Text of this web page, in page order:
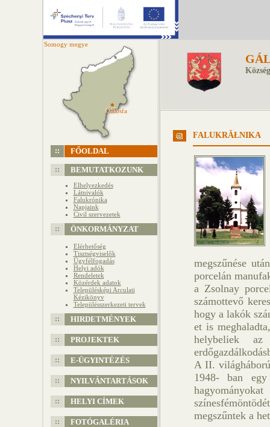
Somogy megye
Gálosfa
Gálosfa
FŐOLDAL
BEMUTATKOZUNK
Elhelyezkedés
Látnivalók
Falukrónika
Napjaink
Civil szervezetek
ÖNKORMÁNYZAT
Elérhetőség
Tisztségviselők
Ügyfélfogadás
Helyi adók
Rendeletek
Közérdek adatok
Településképi Arculati
Kézikönyv
Településszerkezeti tervek
HIRDETMÉNYEK
PROJEKTEK
E-ÜGYINTÉZÉS
NYILVÁNTARTÁSOK
HELYI CÍMEK
FOTÓGALÉRIA
FALUKRĂŁNIKA
megszűnése
porcelán
a Zsolnay
számottevő
hogy a lakók
et is
helybeliek az
A II.
1948- ban
megszűntek a